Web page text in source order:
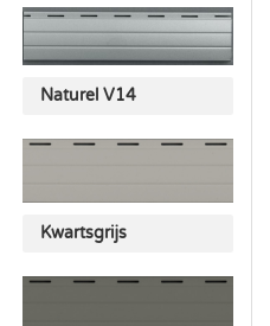
Naturel V14
Kwartsgrijs